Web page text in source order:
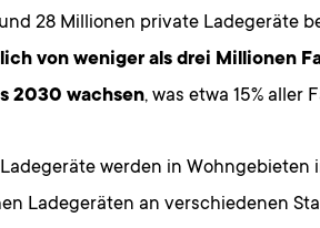
28 Millionen private Ladegeräte
von weniger als drei Millionen
2030 wachsen, was etwa 15% aller
werden in
Ladegeräten an verschiedenen